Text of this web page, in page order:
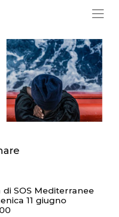
SOS Mediterranee
11 giugno